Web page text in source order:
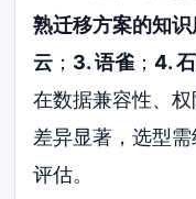
熟迁移方案的知
云 ； 3. 语雀 ；4.
在数据兼容性、
差异显著，选型
评估。